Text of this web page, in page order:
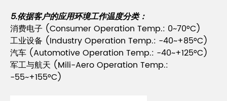
5.依据客户的应用环境工作温度分类：
消费电子 (Consumer Operation Temp.: 0~70°C)
工业设备 (Industry Operation Temp.: -40~+85°C)
汽车 (Automotive Operation Temp.: -40~+125°C)
军工与航天 (Mili-Aero Operation Temp.:
-55~+155°C)